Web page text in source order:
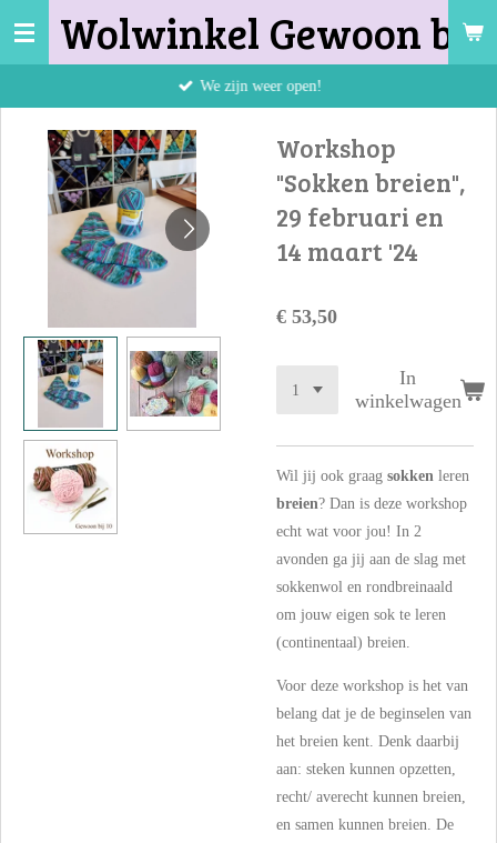
Ga
de
hoofdinhoud
Wolwinkel Gewoon bij
We zijn weer open!
Workshop
"Sokken breien",
29 februari en
14 maart '24
€ 53,50
In
winkelwagen
Wil jij ook graag sokken leren
breien? Dan is deze workshop
echt wat voor jou! In 2
avonden ga jij aan de slag met
sokkenwol en rondbreinaald
om jouw eigen sok te leren
(continentaal) breien.
Voor deze workshop is het van
belang dat je de beginselen van
het breien kent. Denk daarbij
aan: steken kunnen opzetten,
recht/ averecht kunnen breien,
en samen kunnen breien. De